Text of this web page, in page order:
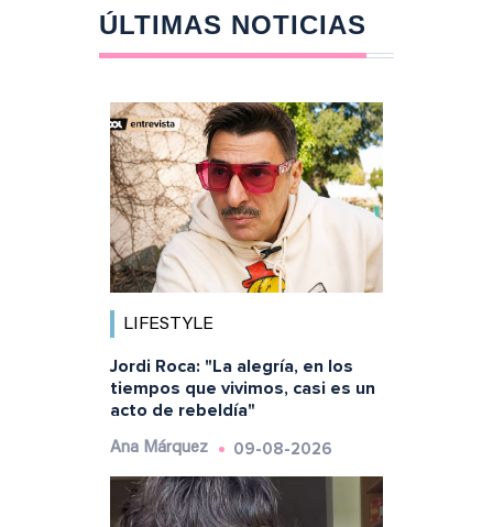
ÚLTIMAS NOTICIAS
LIFESTYLE
Jordi Roca: "La alegría, en los
tiempos que vivimos, casi es un
acto de rebeldía"
Ana Márquez 09-08-2026